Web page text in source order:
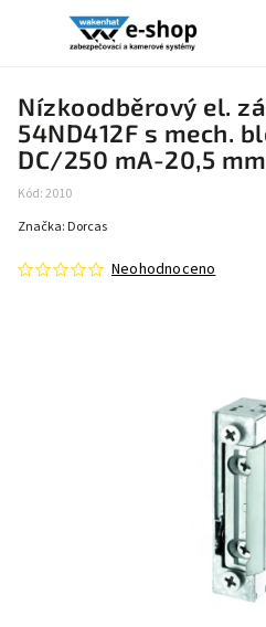
Nízkoodběrový el.
54ND412F s mech.
DC/250 mA-20,5
Kód:2010
Neohodnoceno
Značka: Dorcas